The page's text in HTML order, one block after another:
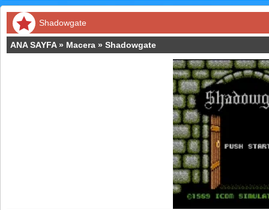
Shadowgate
ANA SAYFA» Macera » Shadowgate